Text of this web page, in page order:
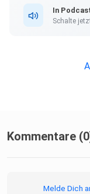
In
Schalte
Kommentare
Melde Dich